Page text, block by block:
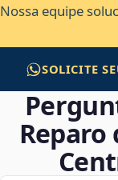
Nossa equipe
SOLICITE
Reparo